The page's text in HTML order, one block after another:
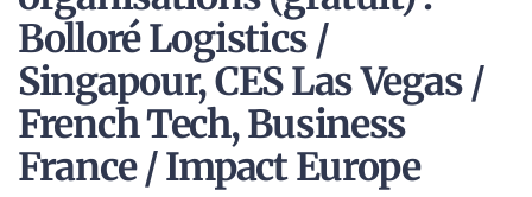
Bolloré Logistics /
Singapour, CES Las Vegas /
French Tech, Business
France / Impact Europe